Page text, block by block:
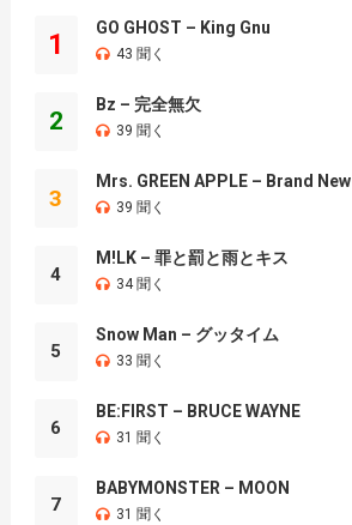
1
GO GHOST – King Gnu
43 聞く
2
Bz – 完全無欠
39 聞く
3
Mrs. GREEN APPLE – Brand New
39 聞く
4
M!LK – 罪と罰と雨とキス
34 聞く
5
Snow Man – グッタイム
33 聞く
6
BE:FIRST – BRUCE WAYNE
31 聞く
7
BABYMONSTER – MOON
31 聞く